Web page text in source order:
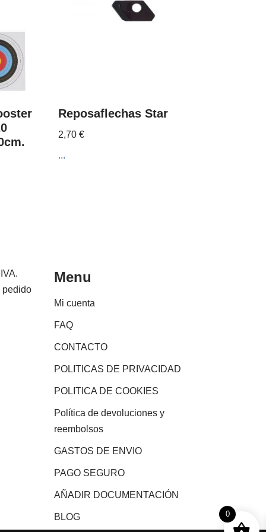
Reposaflechas Star
2,70€
...
pedido
Menu
Mi cuenta
FAQ
CONTACTO
POLITICAS DE PRIVACIDAD
POLITICA DE COOKIES
Política de devoluciones y
reembolsos
GASTOS DE ENVIO
PAGO SEGURO
AÑADIR DOCUMENTACIÓN
BLOG 0